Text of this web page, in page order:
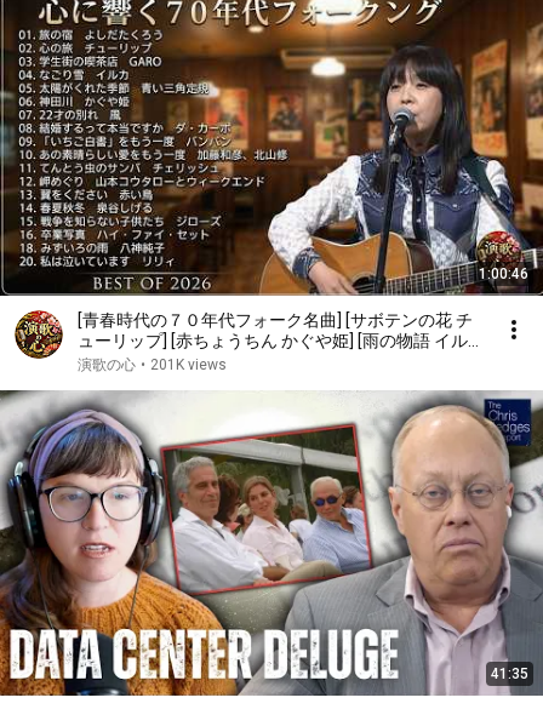
1:00:46
[青春時代の７０年代フォーク名曲] [サボテンの花 チ
ューリップ] [赤ちょうちん かぐや姫] [雨の物語 イル
カ] [落陽 よしだたくろう] [精霊流し グレープ] [ささや
演歌の心 • 201K views
41:35